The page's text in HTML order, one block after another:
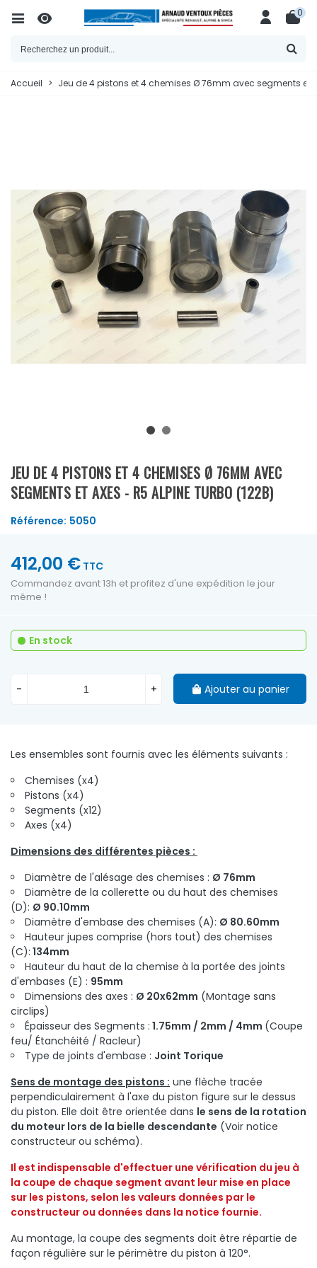
0
Accueil > Jeu de 4 pistons et 4 chemises Ø 76mm avec segments et
JEU DE 4 PISTONS ET 4 CHEMISES Ø 76MM AVEC
SEGMENTS ET AXES - R5 ALPINE TURBO (122B)
Référence: 5050
Les ensembles sont fournis avec les éléments suivants :
Chemises (x4)
Pistons (x4)
Segments (x12)
Axes (x4)
Dimensions des différentes pièces :
Diamètre de l'alésage des chemises : Ø 76mm
Diamètre de la collerette ou du haut des chemises
(D): Ø 90.10mm
Diamètre d'embase des chemises (A): Ø 80.60mm
Hauteur jupes comprise (hors tout) des chemises
(C): 134mm
Hauteur du haut de la chemise à la portée des joints
d'embases (E) : 95mm
Dimensions des axes : Ø 20x62mm (Montage sans
circlips)
Épaisseur des Segments : 1.75mm / 2mm / 4mm (Coupe
feu/ Étanchéité / Racleur)
Type de joints d'embase : Joint Torique
Sens de montage des pistons : une flèche tracée
perpendiculairement à l'axe du piston figure sur le dessus
du piston. Elle doit être orientée dans le sens de la rotation
du moteur lors de la bielle descendante (Voir notice
constructeur ou schéma).
Il est indispensable d'effectuer une vérification du jeu à
la coupe de chaque segment avant leur mise en place
sur les pistons, selon les valeurs données par le
constructeur ou données dans la notice fournie.
Au montage, la coupe des segments doit être répartie de
façon régulière sur le périmètre du piston à 120°.
412,00 € TTC
Commandez avant 13h et profitez d'une expédition le jour
même !
En stock
- + Ajouter au panier